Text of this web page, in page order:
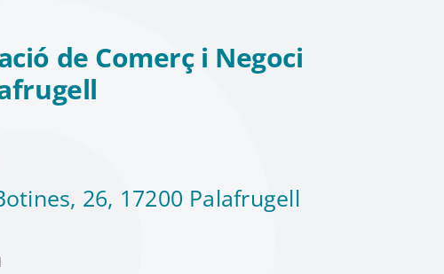
de Comerç i Negoci
26, 17200 Palafrugell